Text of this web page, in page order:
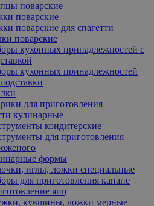
поварские
поварские
поварские для спагетти
поварские
кухонных принадлежностей с
кухонных принадлежностей
для приготовления
кулинарные
кондитерские
для приготовления
формы
иглы, ложки специальные
для приготовления канапе
яиц
кувшины, ложки мерные